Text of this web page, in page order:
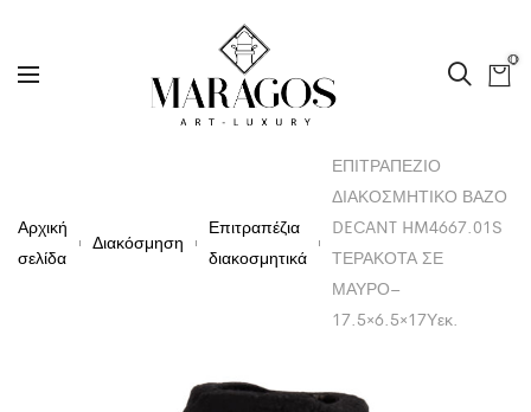
0
Αρχική
σελίδα
Διακόσμηση
Επιτραπέζια
διακοσμητικά
ΕΠΙΤΡΑΠΕΖΙΟ
ΔΙΑΚΟΣΜΗΤΙΚΟ ΒΑΖΟ
DECANT HM4667.01S
ΤΕΡΑΚΟΤΑ ΣΕ
ΜΑΥΡΟ–
17.5×6.5×17Υεκ.